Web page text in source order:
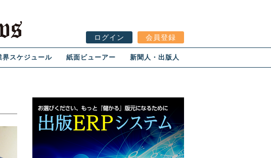
ログイン 会員登録
界スケジュール 紙面ビューアー 新聞人・出版人